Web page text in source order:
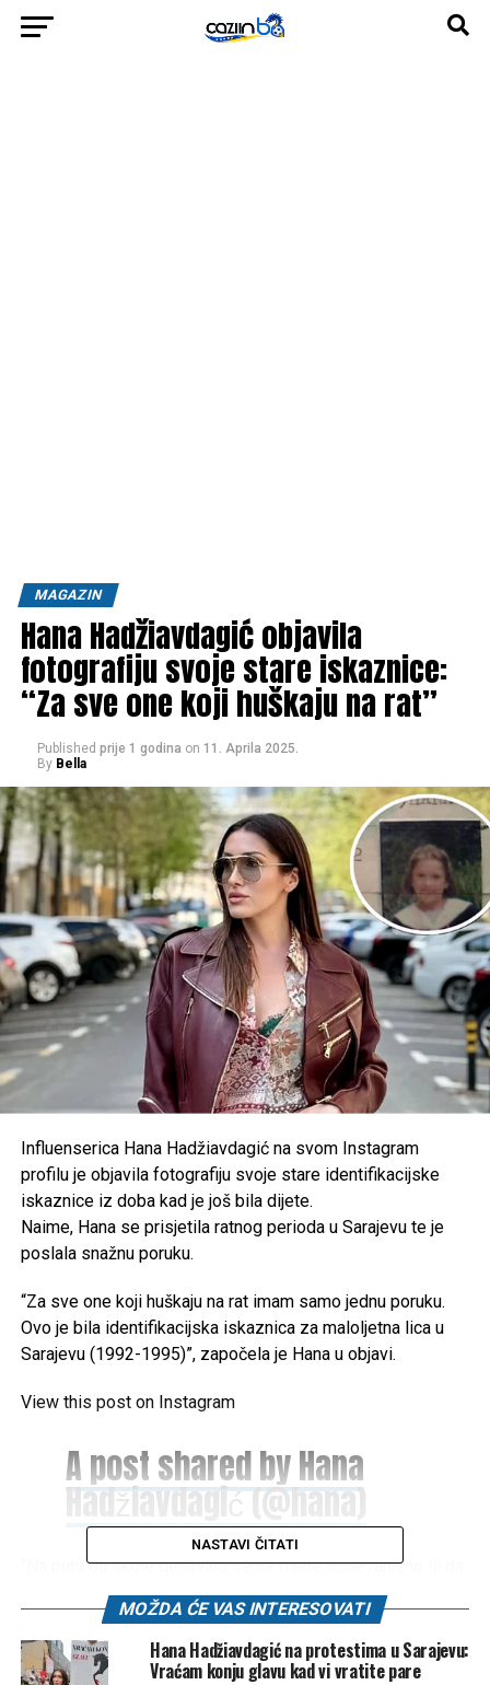
MAGAZIN
Hana Hadžiavdagić objavila
fotografiju svoje stare iskaznice:
“Za sve one koji huškaju na rat”
Published prije 1 godina on 11. Aprila 2025.
By Bella
Influenserica Hana Hadžiavdagić na svom Instagram
profilu je objavila fotografiju svoje stare identifikacijske
iskaznice iz doba kad je još bila dijete.
Naime, Hana se prisjetila ratnog perioda u Sarajevu te je
poslala snažnu poruku.
“Za sve one koji huškaju na rat imam samo jednu poruku.
Ovo je bila identifikacijska iskaznica za maloljetna lica u
Sarajevu (1992-1995)”, započela je Hana u objavi.
View this post on Instagram
A post shared by Hana
Hadžiavdagić (@hana)
“Na putu do škole dešavalo se da dijete bude ranjeno ili da
pogine pa da nadležni mogu kontaktirati roditelje. U
Sarajevu je tokom rata ubijeno 1600 djece. Neka od njih
nosila su ovakve iskaznice. Ja sam imala tu sreću da
ostanem živa i da danas spominjem, da se ne zaboravi i da
NASTAVI ČITATI
MOŽDA ĆE VAS INTERESOVATI
Hana Hadžiavdagić na protestima u Sarajevu:
Vraćam konju glavu kad vi vratite pare